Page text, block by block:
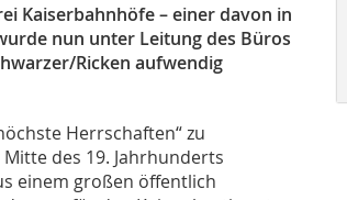
Kaiserbahnhöfe – einer davon in
nun unter Leitung des Büros
Ricken aufwendig
Herrschaften“ zu
des 19. Jahrhunderts
einem großen öffentlich